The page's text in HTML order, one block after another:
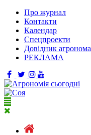
Про журнал
Контакти
Календар
Спецпроекти
Довідник агронома
РЕКЛАМА